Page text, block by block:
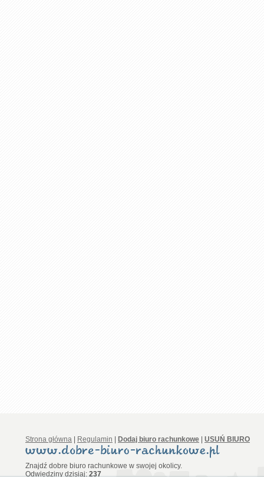
Strona główna Regulamin Dodaj biuro rachunkowe USUŃ BIURO
Znajdź dobre biuro rachunkowe w swojej okolicy.
Odwiedziny dzisiaj: 237